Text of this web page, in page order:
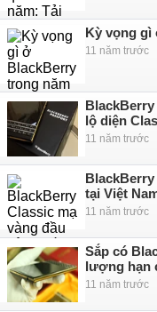
Kỳ vọng gì
11 năm trước
lộ diện
11 năm trước
tại Việt
11 năm trước
Sắp có
lượng hạn
11 năm trước